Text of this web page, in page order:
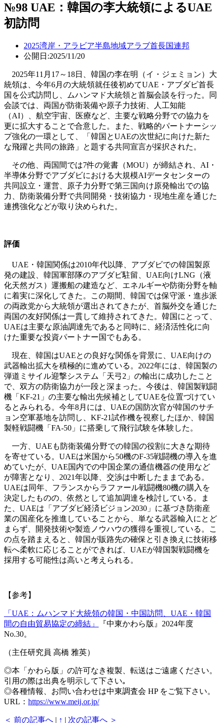
№98 UAE：韓国の李大統領によるUAE
初訪問
2025湾岸・アラビア半島地域アラブ首長国連邦
公開日:2025/11/20
2025年11月17～18日、韓国の李在明（イ・ジェミョン）大
統領は、今年6月の大統領就任後初めてUAE・アブダビ首長
国を公式訪問し、ムハンマド大統領と首脳会談を行った。同
会談では、両国が防衛装備や原子力技術、人工知能
（AI）、航空宇宙、医療など、主要な戦略分野での協力を
更に拡大することで合意した。また、戦略的パートナーシッ
プ強化の一環として、「韓国とUAEの次世紀に向けた新た
な飛躍と共同の旅路」と題する共同宣言が採択された。
その他、両国間では7件の覚書（MOU）が締結され、AI・
半導体分野でアブダビにおける大規模AIデータセンターの
共同設立・運営、原子力分野で第三国向け原発輸出での協
力、防衛装備分野で共同開発・技術協力・現地生産を通じた
連携強化などが取り決められた。
評価
UAE・韓国関係は2010年代以降、アブダビでの韓国製原
発の建設、韓国軍部隊のアブダビ駐留、UAE向けLNG（液
化天然ガス）運搬船の建造など、エネルギーや防衛分野を軸
に着実に深化してきた。この期間、韓国では保守派・進歩派
の両政党から大統領が選出されてきたが、首脳外交を通じた
両国の友好関係は一貫して維持されてきた。韓国にとって、
UAEは主要な原油調達先であると同時に、経済活性化に向
けた重要な投資パートナー国でもある。
現在、韓国はUAEとの良好な関係を背景に、UAE向けの
武器輸出拡大を積極的に進めている。2022年には、韓国製の
弾道ミサイル迎撃システム「天弓2」の輸出に成功したこと
で、双方の防衛協力が一段と深まった。今後は、韓国製戦闘
機「KF-21」の主要な輸出先候補としてUAEを位置づけてい
るとみられる。今年8月には、UAEの国防次官が韓国のサチ
ョン空軍基地を訪問し、KF-21試作機を視察したほか、韓国
製軽戦闘機「FA-50」に搭乗して飛行試験を体験した。
一方、UAEも防衛装備分野での韓国の役割に大きな期待
を寄せている。UAEは米国から50機のF-35戦闘機の導入を進
めていたが、UAE国内での中国企業の通信機器の使用など
が障害となり、2021年以降、交渉は中断したままである。
UAEは同年、フランスからラファール戦闘機80機の購入を
決定したものの、依然として追加調達を検討している。ま
た、UAEは「アブダビ経済ビジョン2030」に基づき防衛産
業の国産化を推進していることから、単なる武器輸入にとど
まらず、開発技術や製造ノウハウの獲得を重視している。こ
の点を踏まえると、韓国が販路先の確保と引き換えに技術移
転へ柔軟に応じることができれば、UAEが韓国製戦闘機を
採用する可能性は高いと考えられる。
【参考】
「UAE：ムハンマド大統領の韓国・中国訪問、UAE・韓国
間の自由貿易協定の締結」
『中東かわら版』2024年度
No.30。
（主任研究員 高橋 雅英）
◎本「かわら版」の許可なき複製、転送はご遠慮ください。
引用の際は出典を明示して下さい｡
◎各種情報、お問い合わせは中東調査会 HP をご覧下さい。
URL： https://www.meij.or.jp/
＜ 前の記事へ | ↑ | 次の記事へ ＞